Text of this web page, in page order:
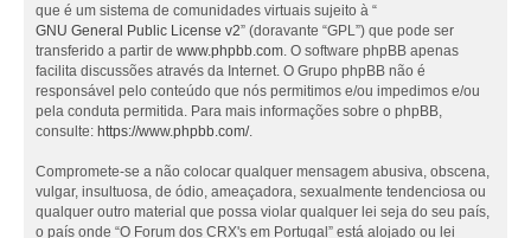
que é um sistema de comunidades virtuais sujeito à “
GNU General Public License v2” (doravante “GPL”) que pode ser
transferido a partir de www.phpbb.com. O software phpBB apenas
facilita discussões através da Internet. O Grupo phpBB não é
responsável pelo conteúdo que nós permitimos e/ou impedimos e/ou
pela conduta permitida. Para mais informações sobre o phpBB,
consulte: https://www.phpbb.com/.
Compromete-se a não colocar qualquer mensagem abusiva, obscena,
vulgar, insultuosa, de ódio, ameaçadora, sexualmente tendenciosa ou
qualquer outro material que possa violar qualquer lei seja do seu país,
o país onde “O Forum dos CRX's em Portugal” está alojado ou lei